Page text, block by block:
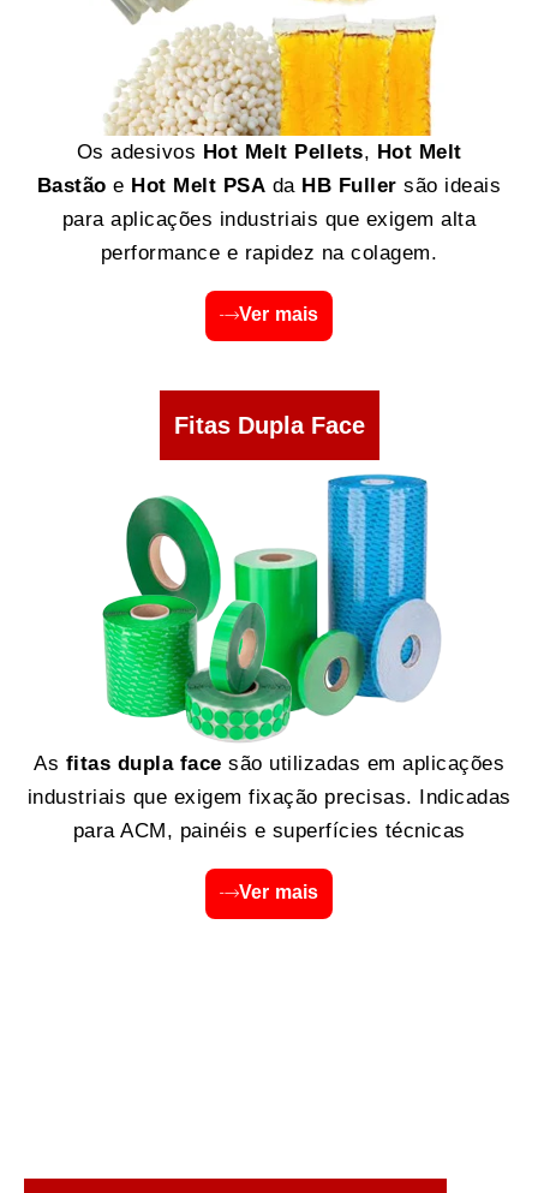
Os adesivos Hot Melt Pellets, Hot Melt
Bastão e Hot Melt PSA da HB Fuller são ideais
para aplicações industriais que exigem alta
performance e rapidez na colagem.
Ver mais
Fitas Dupla Face
As fitas dupla face são utilizadas em aplicações
industriais que exigem fixação precisas. Indicadas
para ACM, painéis e superfícies técnicas
Ver mais